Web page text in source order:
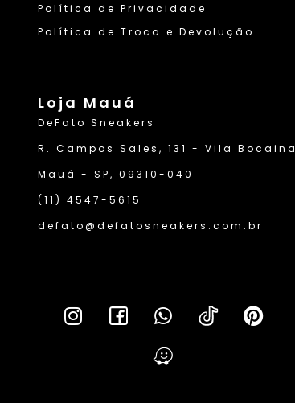
Política de Privacidade
Política de Troca e Devolução
Loja Mauá
DeFato Sneakers
R. Campos Sales, 131 - Vila Bocaina
Mauá - SP, 09310-040
(11) 4547-5615
defato@defatosneakers.com.br